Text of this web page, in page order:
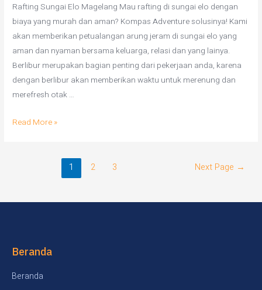
Rafting Sungai Elo Magelang Mau rafting di sungai elo dengan
biaya yang murah dan aman? Kompas Adventure solusinya! Kami
akan memberikan petualangan arung jeram di sungai elo yang
aman dan nyaman bersama keluarga, relasi dan yang lainya.
Berlibur merupakan bagian penting dari pekerjaan anda, karena
dengan berlibur akan memberikan waktu untuk merenung dan
merefresh otak …
Read More »
1 2 3 Next Page →
Beranda
Beranda